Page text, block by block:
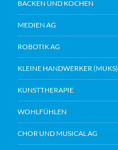
BACKEN UND KOCHEN
MEDIEN AG
ROBOTIK AG
KLEINE HANDWERKER (MUKS)
KUNSTTHERAPIE
WOHLFÜHLEN
CHOR UND MUSICAL AG